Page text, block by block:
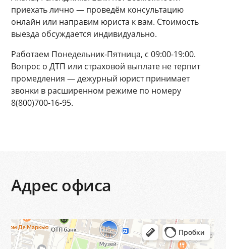
приехать лично — проведём консультацию
онлайн или направим юриста к вам. Стоимость
выезда обсуждается индивидуально.
Работаем Понедельник-Пятница, с 09:00-19:00.
Вопрос о ДТП или страховой выплате не терпит
промедления — дежурный юрист принимает
звонки в расширенном режиме по номеру
8(800)700-16-95.
Адрес офиса